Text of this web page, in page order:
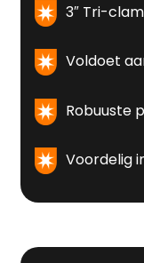
3″ Tri-
Voldoet
Robuuste
Voordelig